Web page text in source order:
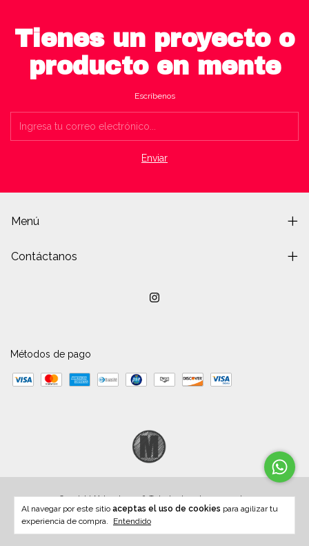
Al navegar por este sitio aceptas el uso de cookies para agilizar tu
experiencia de compra.
Entendido
Tienes un proyecto o
producto en mente
Escríbenos
Menú
Contáctanos
Métodos de pago
Copyright Molan dp - 2026. Todos los derechos reservados.